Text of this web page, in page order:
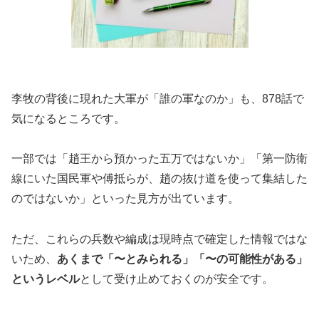
李牧の背後に現れた大軍が「誰の軍なのか」も、878話で
気になるところです。
一部では「趙王から預かった五万ではないか」「第一防衛
線にいた国民軍や傅抵らが、趙の抜け道を使って集結した
のではないか」といった見方が出ています。
ただ、これらの兵数や編成は現時点で確定した情報ではな
いため、 あくまで「〜とみられる」「〜の可能性がある」
というレベルとして受け止めておくのが安全です。